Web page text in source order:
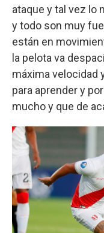
ataque y tal vez lo
y todo son muy
están en
la pelota va
máxima velocidad
para aprender y
mucho y que de